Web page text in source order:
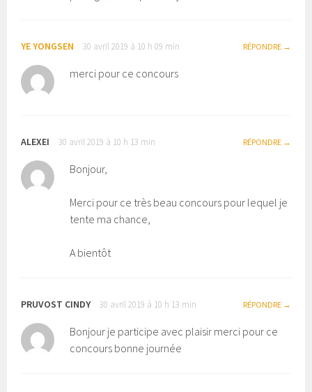
YE YONGSEN 30 avril 2019 à 10 h 09 min RÉPONDRE
merci pour ce concours
ALEXEI 30 avril 2019 à 10 h 13 min RÉPONDRE
Bonjour,
Merci pour ce très beau concours pour lequel je
tente ma chance,
A bientôt
PRUVOST CINDY 30 avril 2019 à 10 h 13 min RÉPONDRE
Bonjour je participe avec plaisir merci pour ce
concours bonne journée